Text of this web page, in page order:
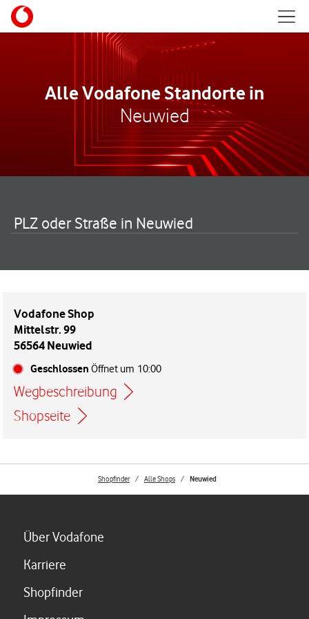
Skip to content
Alle Vodafone Standorte in
Neuwied
PLZ oder Straße in Neuwied
Vodafone Shop
Mittelstr. 99
56564 Neuwied
Geschlossen Öffnet um 10:00
Wegbeschreibung
Link öffnet in einem neuen Tab
Shopseite
Shopfinder Alle Shops Neuwied
Über Vodafone
Karriere
ShopfinderLink öffnet in einem neuen Tab